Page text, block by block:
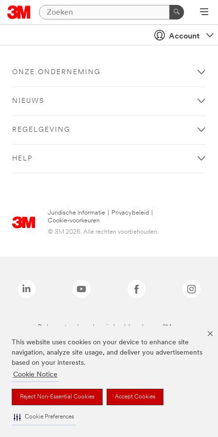
This website uses cookies on your device to enhance site
navigation, analyze site usage, and deliver you advertisements
based on your interests.
Cookie Notice
Reject Non-Essential Cookies Accept Cookies
Cookie Preferences
Account
ONZE ONDERNEMING
NIEUWS
REGELGEVING
HELP
Juridische Informatie Privacybeleid
Cookie-voorkeuren
© 3M 2026. Alle rechten voorbehouden.
De bovenstaande merken zijn handelsmerken van 3M.we